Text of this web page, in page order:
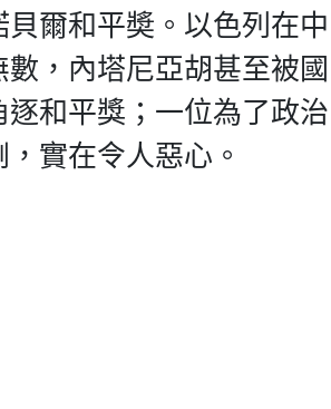
爾和平奬。以色列在中
，內塔尼亞胡甚至被國
和平獎；一位為了政治
實在令人惡心。